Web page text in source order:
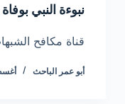
نبوءة النبي
قناة مكافح
أبو عمر الباحث أغسطس